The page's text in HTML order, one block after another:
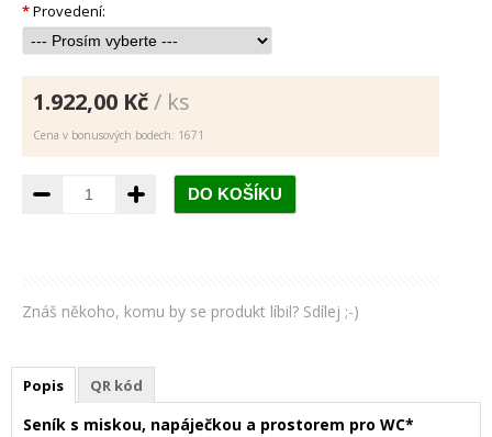
*Provedení:
1.922,00 Kč/ ks
Cena v bonusových bodech: 1671
Znáš někoho, komu by se produkt líbil? Sdílej ;-)
Popis QR kód
Seník s miskou, napáječkou a prostorem pro WC*